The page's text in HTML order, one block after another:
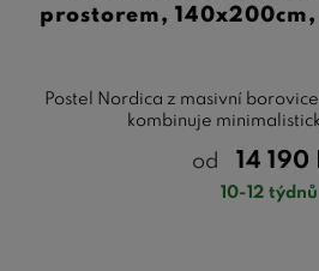
prostorem,
Postel Nordica z masivní
kombinuje
od 14 190
10-12 týdnů